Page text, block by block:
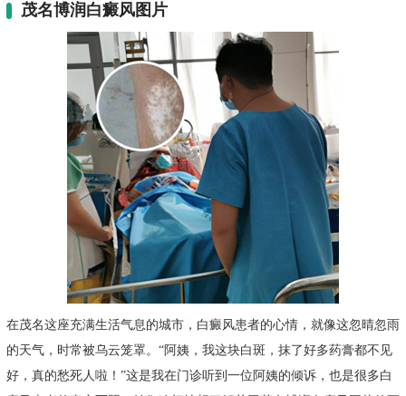
茂名博润白癜风图片
在茂名这座充满生活气息的城市，白癜风患者的心情，就像这忽晴忽雨
的天气，时常被乌云笼罩。“阿姨，我这块白斑，抹了好多药膏都不见
好，真的愁死人啦！”这是我在门诊听到一位阿姨的倾诉，也是很多白